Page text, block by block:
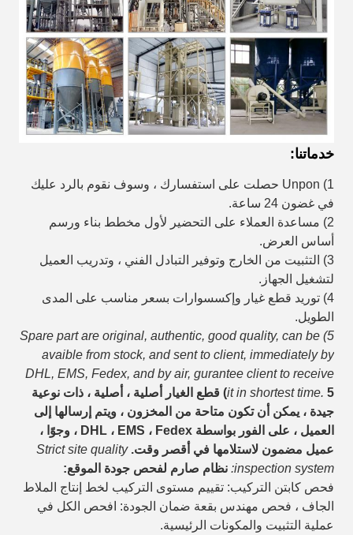
خدماتنا:
1) Unpon حصلت على استفسارك ، وسوف نقوم بالرد عليك
في غضون 24 ساعة.
2) مساعدة العملاء على التحضير لأول مخطط بناء ورسم
أساس العرض.
3) التثبيت من الخارج وتوفير التبادل الفني ، وتدريب العميل
لتشغيل الجهاز.
4) توريد قطع غيار وإكسسوارات بسعر مناسب على المدى
الطويل.
5) Spare part are original, authentic, good quality, can be
avaible from stock, and sent to client, immediately by
DHL, EMS, Fedex, and by air, gurantee client to receive
it in shortest time.5) قطع الغيار أصلية ، أصلية ، ذات نوعية
جيدة ، يمكن أن تكون متاحة من المخزون ، ويتم إرسالها إلى
العميل ، على الفور بواسطة DHL ، EMS ، Fedex ، وجوًا ،
عميل مضمون لاستلامها في أقصر وقت. Strict site quality
inspection system: نظام صارم لفحص جودة الموقع:
فحص كابتن التركيب: تقييم مستوى التركيب لخط إنتاج الملاط
الجاف ، فحص مهندس بقعة ضمان الجودة: افحص الكل في
عملية التثبيت والمكونات الرئيسية.